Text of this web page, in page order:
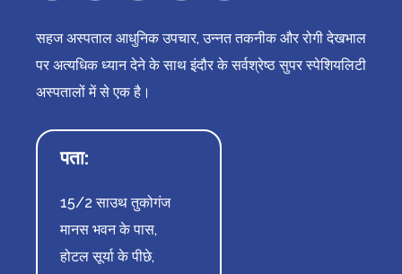
सहज अस्पताल आधुनिक उपचार, उन्नत तकनीक और रोगी देखभाल
पर अत्यधिक ध्यान देने के साथ इंदौर के सर्वश्रेष्ठ सुपर स्पेशियलिटी
अस्पतालों में से एक है।
पता:
15/2 साउथ तुकोगंज
मानस भवन के पास,
होटल सूर्या के पीछे,